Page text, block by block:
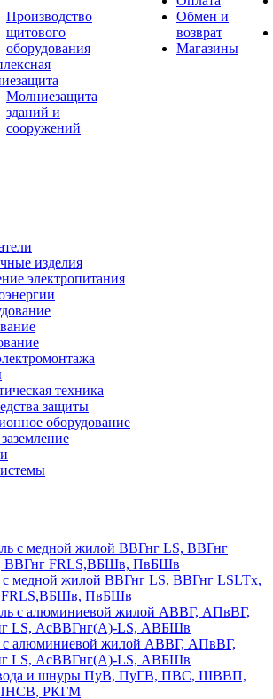
Производство
щитового
оборудования
Молниезащита
зданий и
сооружений
Обмен и
возврат
Магазины
изделия
электропитания
техника
защиты
оборудование
с медной жилой ВВГнг LS, ВВГнг LSLTx,
ПвБШв
с алюминиевой жилой АВВГ, АПвВГ,
LS, АсВВГнг(А)-LS, АВБШв